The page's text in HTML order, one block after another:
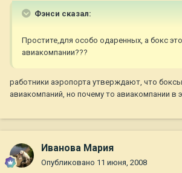
Фэнси сказал:
Простите,для особо одаренных, а бокс
авиакомпании???
работники аэропорта утверждают, что боксы
авиакомпаний, но почему то авиакомпании в
Иванова Мария
Опубликовано 11 июня, 2008